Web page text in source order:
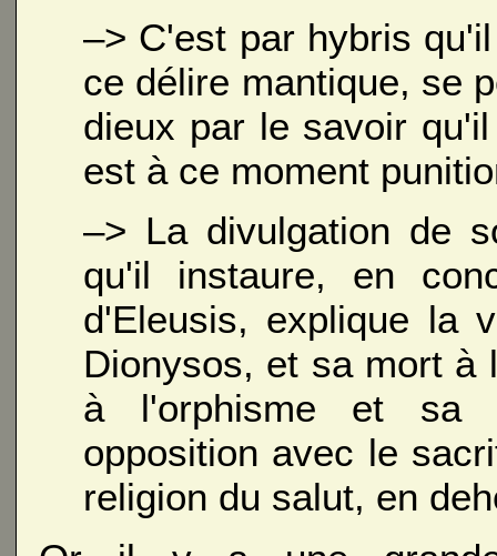
–> C'est par hybris
ce délire mantique, se
dieux par le savoir
est à ce moment
–> La divulgation de
qu'il instaure, en
d'Eleusis, explique la
Dionysos, et sa mort à
à l'orphisme et sa
opposition avec le
religion du salut, en